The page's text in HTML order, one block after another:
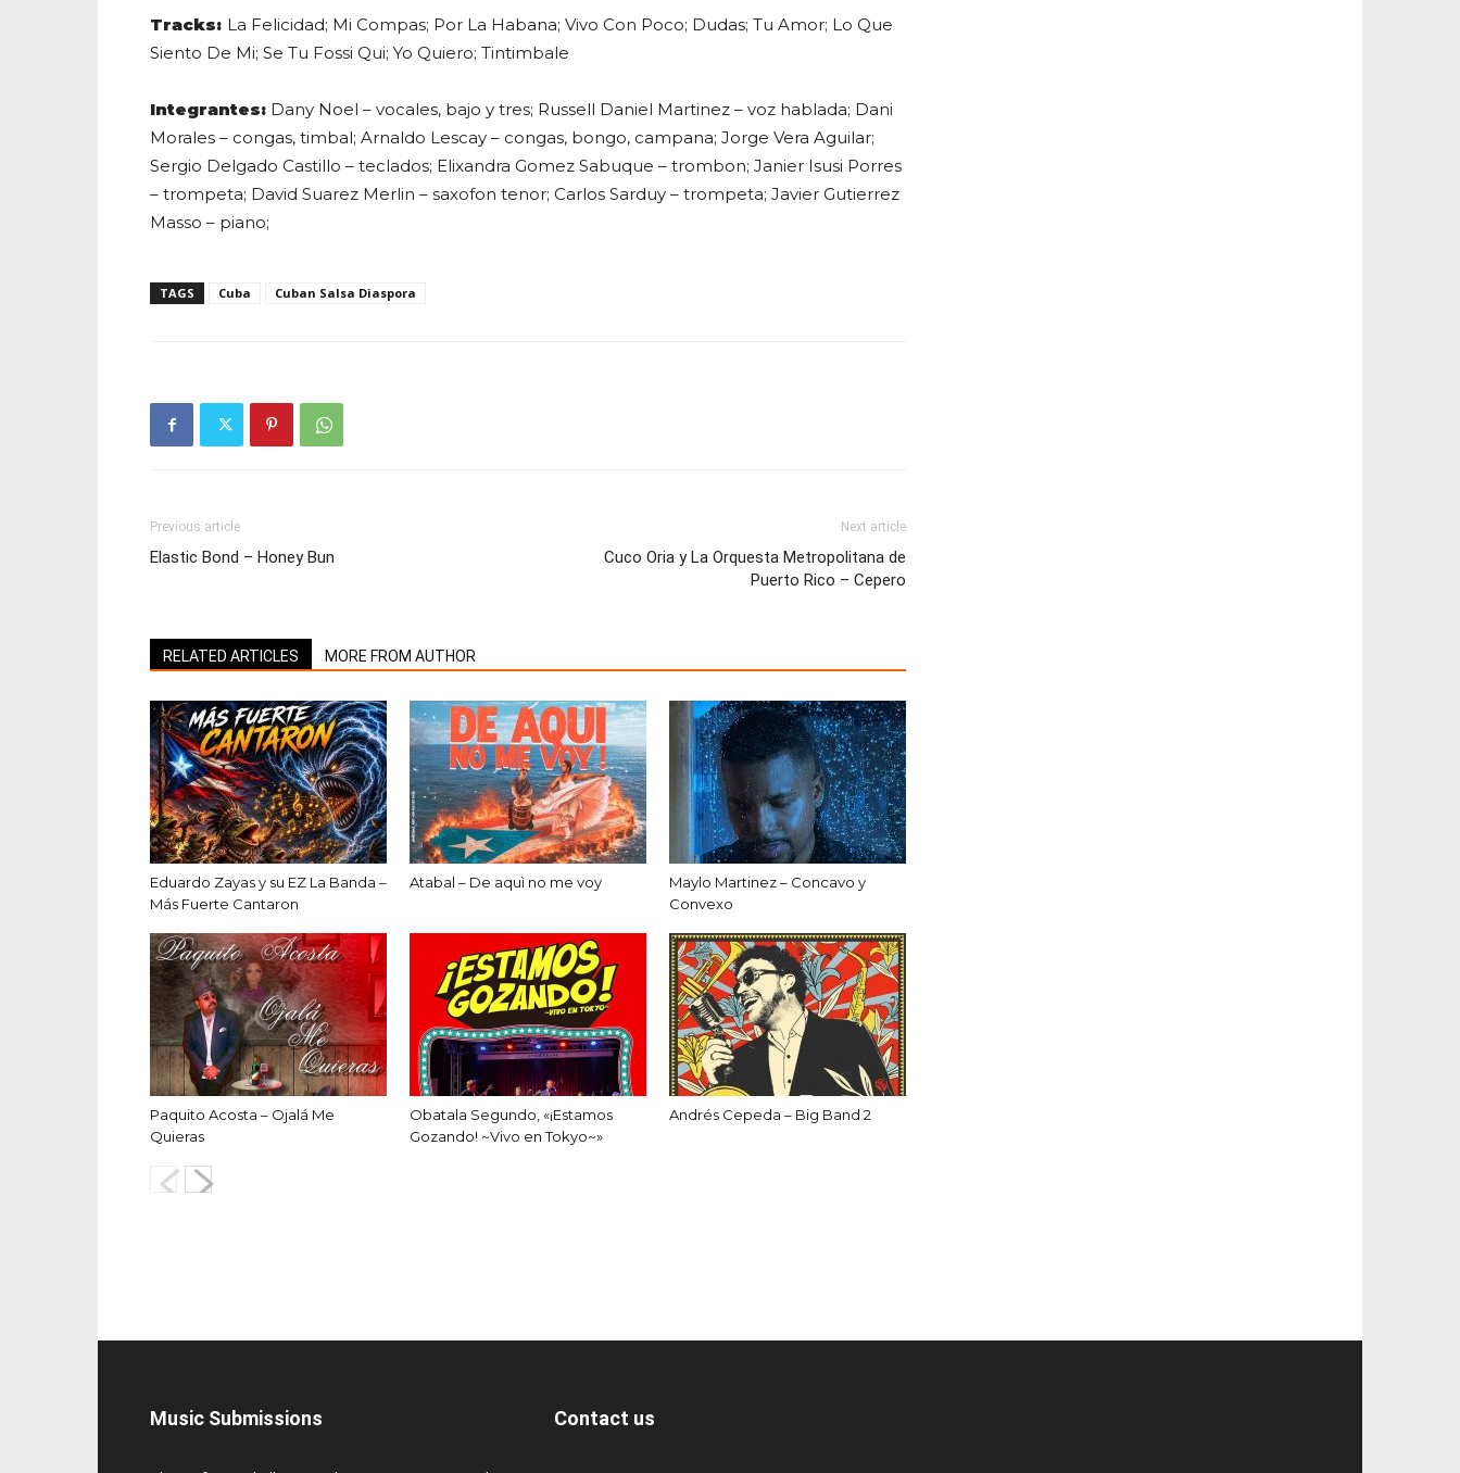
Tracks: La Felicidad; Mi Compas; Por La Habana; Vivo Con Poco; Dudas; Tu Amor; Lo Que
Siento De Mi; Se Tu Fossi Qui; Yo Quiero; Tintimbale
Integrantes: Dany Noel – vocales, bajo y tres; Russell Daniel Martinez – voz hablada; Dani
Morales – congas, timbal; Arnaldo Lescay – congas, bongo, campana; Jorge Vera Aguilar;
Sergio Delgado Castillo – teclados; Elixandra Gomez Sabuque – trombon; Janier Isusi Porres
– trompeta; David Suarez Merlin – saxofon tenor; Carlos Sarduy – trompeta; Javier Gutierrez
Masso – piano;
TAGS Cuba Cuban Salsa Diaspora
Previous article
Elastic Bond – Honey Bun
Next article
Cuco Oria y La Orquesta Metropolitana de
Puerto Rico – Cepero
RELATED ARTICLES MORE FROM AUTHOR
Eduardo Zayas y su EZ La Banda –
Más Fuerte Cantaron
Atabal – De aquì no me voy
Maylo Martinez – Concavo y
Convexo
Paquito Acosta – Ojalá Me
Quieras
Obatala Segundo, «¡Estamos
Gozando! ~Vivo en Tokyo~»
Andrés Cepeda – Big Band 2
Music Submissions Contact us